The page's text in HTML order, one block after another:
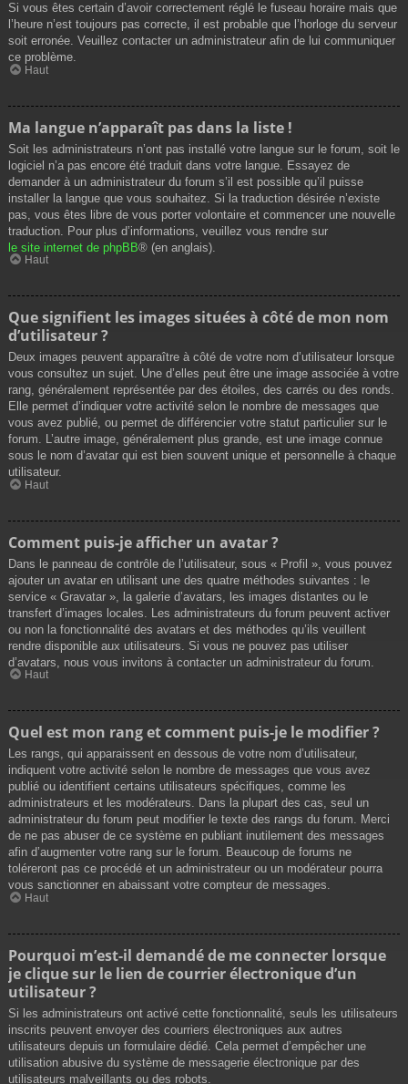
Si vous êtes certain d’avoir correctement réglé le fuseau horaire mais que
l’heure n’est toujours pas correcte, il est probable que l’horloge du serveur
soit erronée. Veuillez contacter un administrateur afin de lui communiquer
ce problème.
Haut
Ma langue n’apparaît pas dans la liste !
Soit les administrateurs n’ont pas installé votre langue sur le forum, soit le
logiciel n’a pas encore été traduit dans votre langue. Essayez de
demander à un administrateur du forum s’il est possible qu’il puisse
installer la langue que vous souhaitez. Si la traduction désirée n’existe
pas, vous êtes libre de vous porter volontaire et commencer une nouvelle
traduction. Pour plus d’informations, veuillez vous rendre sur
le site internet de phpBB® (en anglais).
Haut
Que signifient les images situées à côté de mon nom
d’utilisateur ?
Deux images peuvent apparaître à côté de votre nom d’utilisateur lorsque
vous consultez un sujet. Une d’elles peut être une image associée à votre
rang, généralement représentée par des étoiles, des carrés ou des ronds.
Elle permet d’indiquer votre activité selon le nombre de messages que
vous avez publié, ou permet de différencier votre statut particulier sur le
forum. L’autre image, généralement plus grande, est une image connue
sous le nom d’avatar qui est bien souvent unique et personnelle à chaque
utilisateur.
Haut
Comment puis-je afficher un avatar ?
Dans le panneau de contrôle de l’utilisateur, sous « Profil », vous pouvez
ajouter un avatar en utilisant une des quatre méthodes suivantes : le
service « Gravatar », la galerie d’avatars, les images distantes ou le
transfert d’images locales. Les administrateurs du forum peuvent activer
ou non la fonctionnalité des avatars et des méthodes qu’ils veuillent
rendre disponible aux utilisateurs. Si vous ne pouvez pas utiliser
d’avatars, nous vous invitons à contacter un administrateur du forum.
Haut
Quel est mon rang et comment puis-je le modifier ?
Les rangs, qui apparaissent en dessous de votre nom d’utilisateur,
indiquent votre activité selon le nombre de messages que vous avez
publié ou identifient certains utilisateurs spécifiques, comme les
administrateurs et les modérateurs. Dans la plupart des cas, seul un
administrateur du forum peut modifier le texte des rangs du forum. Merci
de ne pas abuser de ce système en publiant inutilement des messages
afin d’augmenter votre rang sur le forum. Beaucoup de forums ne
toléreront pas ce procédé et un administrateur ou un modérateur pourra
vous sanctionner en abaissant votre compteur de messages.
Haut
Pourquoi m’est-il demandé de me connecter lorsque
je clique sur le lien de courrier électronique d’un
utilisateur ?
Si les administrateurs ont activé cette fonctionnalité, seuls les utilisateurs
inscrits peuvent envoyer des courriers électroniques aux autres
utilisateurs depuis un formulaire dédié. Cela permet d’empêcher une
utilisation abusive du système de messagerie électronique par des
utilisateurs malveillants ou des robots.